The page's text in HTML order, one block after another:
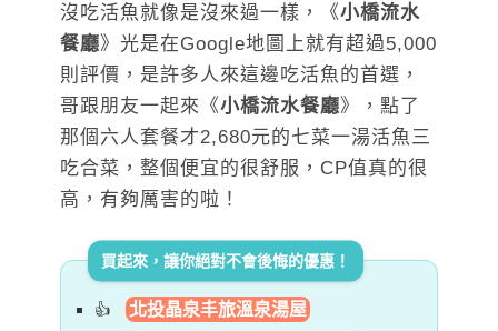
沒吃活魚就像是沒來過一樣，《小橋流水
餐廳》光是在Google地圖上就有超過5,000
則評價，是許多人來這邊吃活魚的首選，
哥跟朋友一起來《小橋流水餐廳》，點了
那個六人套餐才2,680元的七菜一湯活魚三
吃合菜，整個便宜的很舒服，CP值真的很
高，有夠厲害的啦！
買起來，讓你絕對不會後悔的優惠！
北投晶泉丰旅溫泉湯屋